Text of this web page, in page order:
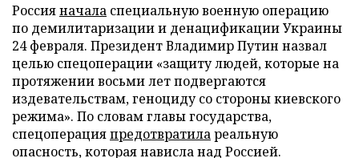
Россияначала специальную военную операцию
по демилитаризации и денацификации Украины
24 февраля. Президент Владимир Путин назвал
целью спецоперации «защиту людей, которые на
протяжении восьми лет подвергаются
издевательствам, геноциду со стороны киевского
режима». По словам главы государства,
спецоперацияпредотвратилареальную
опасность, которая нависла над Россией.